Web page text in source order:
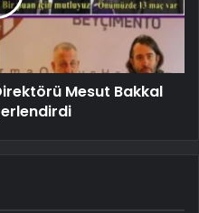
Mesut Bakkal